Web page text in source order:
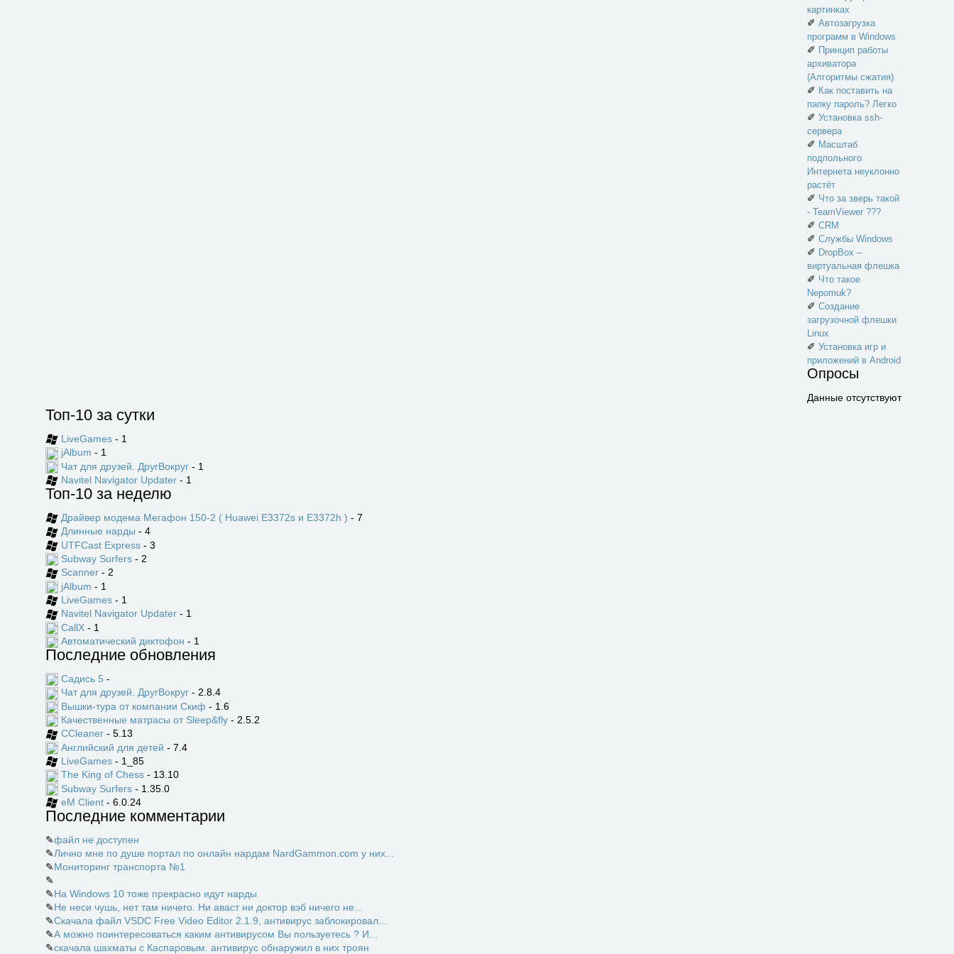
картинках
✐ Автозагрузка
программ в Windows
✐ Принцип работы
архиватора
(Алгоритмы сжатия)
✐ Как поставить на
папку пароль? Легко
✐ Установка ssh-
сервера
✐ Масштаб
подпольного
Интернета неуклонно
растёт
✐ Что за зверь такой
- TeamViewer ???
✐ CRM
✐ Службы Windows
✐ DropBox –
виртуальная флешка
✐ Что такое
Nepomuk?
✐ Создание
загрузочной флешки
Linux
✐ Установка игр и
приложений в Android
Опросы
Данные отсутствуют
Топ-10 за сутки
LiveGames - 1
jAlbum - 1
Чат для друзей. ДругВокруг - 1
Navitel Navigator Updater - 1
Топ-10 за неделю
Драйвер модема Мегафон 150-2 ( Huawei E3372s и E3372h ) - 7
Длинные нарды - 4
UTFCast Express - 3
Subway Surfers - 2
Scanner - 2
jAlbum - 1
LiveGames - 1
Navitel Navigator Updater - 1
CallX - 1
Автоматический диктофон - 1
Последние обновления
Садись 5 -
Чат для друзей. ДругВокруг - 2.8.4
Вышки-тура от компании Скиф - 1.6
Качественные матрасы от Sleep&fly - 2.5.2
CCleaner - 5.13
Английский для детей - 7.4
LiveGames - 1_85
The King of Chess - 13.10
Subway Surfers - 1.35.0
eM Client - 6.0.24
Последние комментарии
✎файл не доступен
✎Лично мне по душе портал по онлайн нардам NardGammon.com у них...
✎Мониторинг транспорта №1
✎
✎На Windows 10 тоже прекрасно идут нарды
✎Не неси чушь, нет там ничего. Ни аваст ни доктор вэб ничего не...
✎Скачала файл VSDC Free Video Editor 2.1.9, антивирус заблокировал...
✎А можно поинтересоваться каким антивирусом Вы пользуетесь ? И...
✎скачала шахматы с Каспаровым. антивирус обнаружил в них троян